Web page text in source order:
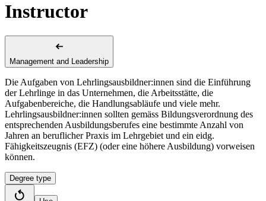
Instructor
Management and Leadership
Die Aufgaben von Lehrlingsausbildner:innen sind die Einführung
der Lehrlinge in das Unternehmen, die Arbeitsstätte, die
Aufgabenbereiche, die Handlungsabläufe und viele mehr.
Lehrlingsausbildner:innen sollten gemäss Bildungsverordnung des
entsprechenden Ausbildungsberufes eine bestimmte Anzahl von
Jahren an beruflicher Praxis im Lehrgebiet und ein eidg.
Fähigkeitszeugnis (EFZ) (oder eine höhere Ausbildung) vorweisen
können.
Degree type